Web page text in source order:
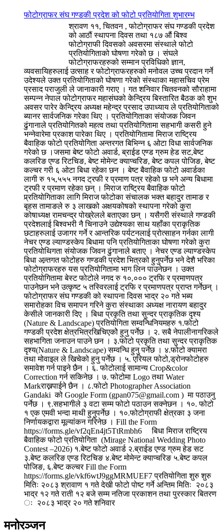
फोटोग्राफर संघ गण्डकी प्रदेश को फोटो प्रतियोगिता शुभारम्भ
श्रावण ११, चितवन , फोटोग्राफर संघ गण्डकी प्रदेश
को आठौं स्थापना दिवस तथा १८७ औं बिश्व
फोटोग्राफी दिवसको अवसरमा संस्थाले फोटो
प्रतियोगिताको घोषणा गरेको छ । संघले
फोटोग्राफरहरुको सम्मान प्रविधिको ज्ञान,
व्यवसायिहरुलाई उत्साह र फोटोग्राफरहरुको मनोवल उच्च प्रदान गर्ने
उदेश्यले उक्त प्रतियोगिताको घोषणा गरेको संस्थाका महासचिव प्रेम
प्रसाद पराजुली ले जानाकारी गराए । गत शनिवार चितवनको सौराहामा
सम्पन्न नेपाल फोटोग्राफर महासंघको केन्द्रिय बिस्तारित बैठक को शुभ
अवसर पारेर केन्द्रिय अध्यक्ष महेन्द्र प्रसाद उपाध्याय ले प्रतियोगिताको
ब्यानर सार्वजनिक गरेका थिए । प्रतियोगिताका संयोजक जिवन
ढुंगानाले प्रतियोगितको महत्व तथा प्रतियोगितामा सहभागी कसरी हुने
भन्नेवारेमा प्रकाश पारेका थिए । प्रतियोगितामा मिराज राष्ट्रिय
बैवाहिक फोटो प्रतियोगिता अन्तरगत बिभिन्न ६ ओटा विधा सार्वजनिक
गरेको छ ।जसमा बेष्ट फोटो अवार्ड, ब्राईड एण्ड ग्रुम हेड सट,बेष्ट
कलरिङ एण्ड रिटचिङ, बेष्ट मोमेन्ट क्याप्चरिङ, बेष्ट कपल पोजिङ, बेष्ट
कल्चर गरी ६ ओटा बिधा रहेका छन । बेष्ट बैवाहिक फोटो अवार्डका
लागी रु १५,५५५ नगद ट्रफी र प्रमाण पत्र रहेको छ भने अन्य बिधामा
ट्रफी र प्रमाण रहेका छन् । मिराज राष्ट्रिय बैवाहिक फोटो
प्र्रतियोगिताका लागि मिराज फोटोका संचालक भक्त बहादुर तामाङ र
बृहस तामाङले रु ३ लाखको अक्षयकोषको स्थापना गरेको कुरा
कोषाध्यक्ष रामचन्द्र पोख्रेलले बताएका छन् । यसैगरी संस्थाले गण्डकी
प्रदेशलाई बिश्वभरी नै चिनाउने उद्येश्यका साथ यहाँका प्राकृतिक
छटाहरुलाई उजागर गर्ने र आन्तरिक पर्यटनलाई प्रोत्साहन गर्नका लागी
नेचर एण्ड ल्याण्डस्केप बिधामा पनि प्रतियोगिताका घोषणा गरेको कुरा
प्रतियोथिगता संयोजक जिवन ढुंगानाले बताए । नेचर एण्ड ल्याण्डस्केप
बिधा अन्र्तगत फोटोहरु गण्डकी प्रदेश भित्रको हुनुपर्नेछ भने देशै भरिका
फोटोग्राफरहरु यस प्रतियोगितामा भाग लिन पाउनेछन । उक्त
प्रतियोगितामा बेस्ट फोटोले नगद रु १०,००० ट्रफि र प्रमाणपत्र
पाउनेछन भने उत्कृष्ट ५ तस्विरलाई ट्रफि र प्रमाणपत्र प्राप्त गर्नेछन् ।
फोटोग्राफर संघ गण्डकी को स्थापना दिवस भाद्र २० गते भब्य
समारोहका विच समापन गरिने कुरा संस्थाका अध्यक्ष नारायण बहादुर
केसीले जानकारी दिए । बिधा प्रकृति तथा सुन्दर प्राकृतिक दृश्य
(Nature & Landscape) प्रतियोगिता सम्वन्धिनियमहरु १.फोटो
गण्डकी प्रदेश क्षेत्रभित्रखिचिएकोे हुनु पर्नेछ । २. सबै नेपालीनागरिकले
सहभागिता जनाउन पाउने छन । ३.फोटो प्रकृति तथा सुन्दर प्राकृतिक
दृश्य(Nature & Landscape) सम्वन्धि हुनु पर्नेछ । ४.फोटो क्यामरा
तथा मोवाइल ले खिचेको हुनु पर्नेछ । ५. एरियल फोटो,ड्रोनफोटोहरु
समावेश गर्न पाइने छैन । ६. फोटोलाई सामान्य Crop&color
Correction गर्न सकिनेछ । ७. फोटोमा Logo तथा Water
Markराख्नपाईने छैन । ८.फोटो Photographer Association
Gandaki को Google Form (gpan075@gmail.com ) मा पठाउनु
पर्नेछ । ९.सहभागीले ३ वटा सम्म फोटो पठाउन सक्नेछन । १०. फोटो
१ एक एमवी भन्दा माथी हुनुपर्नेछ । १०.फोटोग्राफी क्षेत्रका ३ जना
निर्णायकद्वारा मूल्यांकन गरिनेछ । Fill the Form
https://forms.gle/vf2qEn4jt5TtRmbh6 बिधा मिराज राष्ट्रिय
बैवाहिक फोटो प्रतियोगिता (Mirage National Wedding Photo
Contest –2026) १.बेष्ट फोटो अवार्ड २.ब्राईड एण्ड ग्रुम हेड सट
३.बेष्ट कलरिङ एण्ड रिटचिङ ४.बेष्ट मोमेन्ट क्याप्चरिङ ५.बेष्ट कपल
पोजिङ, ६.बेष्ट कल्चर Fill the Form
https://forms.gle/vkf6wtJ9ggMRMUEF7 प्रतियोगिता शुरु शुरु
मितिः २०८३ श्रावाण १ गते देखी फोटो पोष्ट गर्ने अन्तिम मितिः २०८३
भाद्र १२ गते राती १२ बजे सम्म नतिजा प्रकाशन तथा पुरस्कार बितरण
ः २०८३ भाद्र २० गते शनिवार
मनोरञ्जन